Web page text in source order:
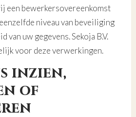
een bewerkersovereenkomst
niveau van beveiliging
uw gegevens. Sekoja B.V.
voor deze verwerkingen.
inzien,
of